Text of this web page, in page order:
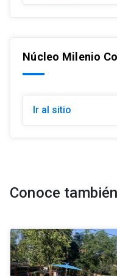
Núcleo Milenio
Ir al sitio
Conoce también